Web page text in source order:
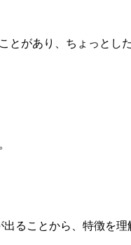
とがあり、ちょっとし
ることから、特徴を